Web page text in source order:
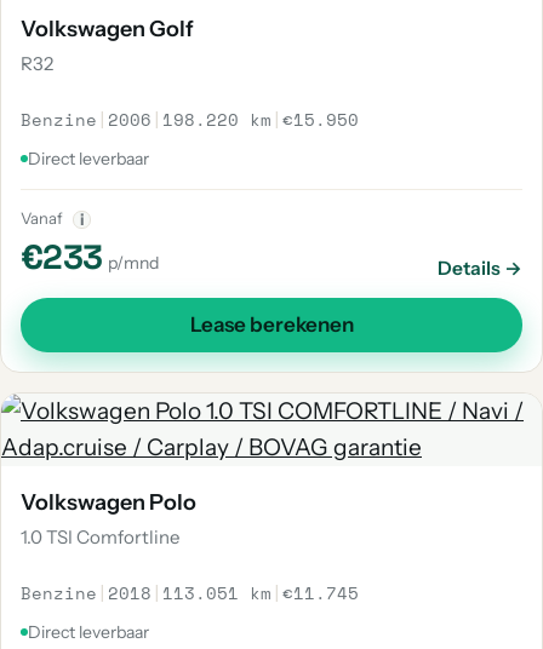
Volkswagen Golf
R32
Benzine | 2006 | 198.220 km |€15.950
Direct leverbaar
Vanaf i
€233 p/mnd Details →
Lease berekenen
Volkswagen Polo
1.0 TSI Comfortline
Benzine | 2018 | 113.051 km |€11.745
Direct leverbaar